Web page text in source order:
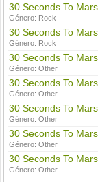
30 Seconds To
Género: Rock
30 Seconds To
Género: Rock
30 Seconds To
Género:Other
30 Seconds To
Género:Other
30 Seconds To
Género:Other
30 Seconds To
Género:Other
30 Seconds To
Género:Other